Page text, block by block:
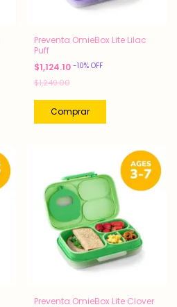
Preventa OmieBox Lite Lilac
Puff
$1,124.10 -10% OFF
$1,249.00
Preventa OmieBox Lite Clover